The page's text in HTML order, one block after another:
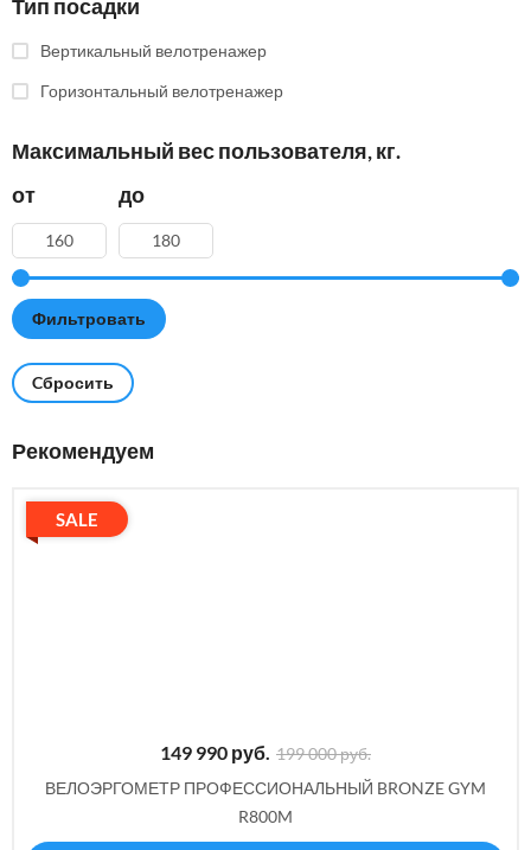
Тип посадки
Вертикальный велотренажер
Горизонтальный велотренажер
Максимальный вес пользователя, кг.
от
до
Cбросить
Рекомендуем
SALE
149 990 руб. 199 000 руб.
ВЕЛОЭРГОМЕТР ПРОФЕССИОНАЛЬНЫЙ BRONZE GYM
R800M